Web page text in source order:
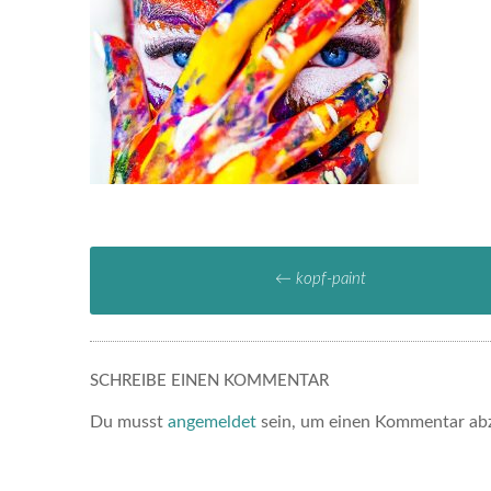
← kopf-paint
SCHREIBE EINEN KOMMENTAR
Du musst angemeldet sein, um einen Kommentar